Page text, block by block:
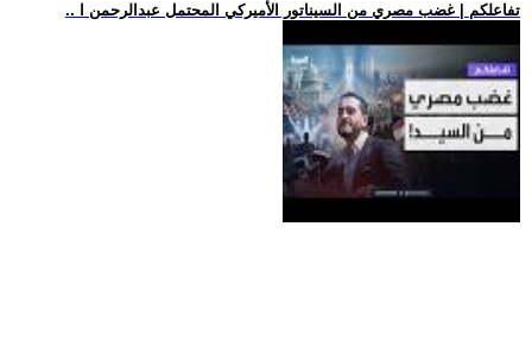
.. تفاعلكم | غضب مصري من السيناتور الأميركي المحتمل عبدالرحمن ا